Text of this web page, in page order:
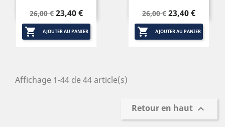
Prix
de
base
26,00 € Prix
23,40 €
 AJOUTER AU PANIER
Prix
de
base
26,00 € Prix
23,40 €
 AJOUTER AU PANIER
Affichage 1-44 de 44 article(s)
Retour en haut 